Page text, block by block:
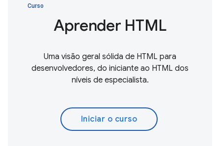
Curso
Aprender HTML
Uma visão geral sólida de HTML para
desenvolvedores, do iniciante ao HTML dos
níveis de especialista.
Iniciar o curso